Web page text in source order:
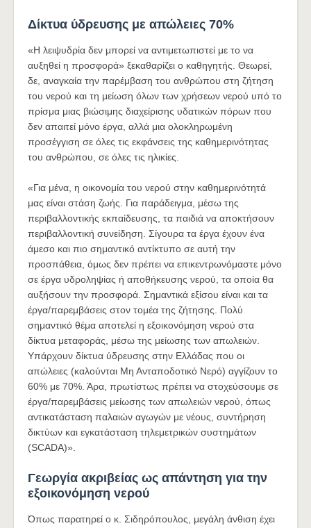
Δίκτυα ύδρευσης με απώλειες 70%
«Η λειψυδρία δεν μπορεί να αντιμετωπιστεί με το να
αυξηθεί η προσφορά» ξεκαθαρίζει ο καθηγητής. Θεωρεί,
δε, αναγκαία την παρέμβαση του ανθρώπου στη ζήτηση
του νερού και τη μείωση όλων των χρήσεων νερού υπό το
πρίσμα μιας βιώσιμης διαχείρισης υδατικών πόρων που
δεν απαιτεί μόνο έργα, αλλά μια ολοκληρωμένη
προσέγγιση σε όλες τις εκφάνσεις της καθημερινότητας
του ανθρώπου, σε όλες τις ηλικίες.
«Για μένα, η οικονομία του νερού στην καθημερινότητά
μας είναι στάση ζωής. Για παράδειγμα, μέσω της
περιβαλλοντικής εκπαίδευσης, τα παιδιά να αποκτήσουν
περιβαλλοντική συνείδηση. Σίγουρα τα έργα έχουν ένα
άμεσο και πιο σημαντικό αντίκτυπο σε αυτή την
προσπάθεια, όμως δεν πρέπει να επικεντρωνόμαστε μόνο
σε έργα υδροληψίας ή αποθήκευσης νερού, τα οποία θα
αυξήσουν την προσφορά. Σημαντικά εξίσου είναι και τα
έργα/παρεμβάσεις στον τομέα της ζήτησης. Πολύ
σημαντικό θέμα αποτελεί η εξοικονόμηση νερού στα
δίκτυα μεταφοράς, μέσω της μείωσης των απωλειών.
Υπάρχουν δίκτυα ύδρευσης στην Ελλάδας που οι
απώλειες (καλούνται Μη Ανταποδοτικό Νερό) αγγίζουν το
60% με 70%. Άρα, πρωτίστως πρέπει να στοχεύσουμε σε
έργα/παρεμβάσεις μείωσης των απωλειών νερού, όπως
αντικατάσταση παλαιών αγωγών με νέους, συντήρηση
δικτύων και εγκατάσταση τηλεμετρικών συστημάτων
(SCADA)».
Γεωργία ακριβείας ως απάντηση για την
εξοικονόμηση νερού
Όπως παρατηρεί ο κ. Σιδηρόπουλος, μεγάλη άνθιση έχει